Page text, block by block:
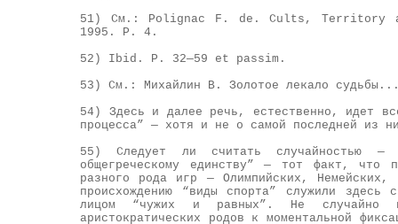
51) См.: Polignac F. de. Cults, Territory
1995. Р. 4.
52) Ibid. P. 32—59 et passim.
53) См.: Михайлин В. Золотое лекало
54) Здесь и далее речь, естественно, идет
процесса” — хотя и не о самой последней из
55) Следует ли считать случайностью —
общегреческому единству” — тот факт, что
разного рода игр — Олимпийских, Немейских,
происхождению “виды спорта” служили здесь
лицом “чужих и равных”. Не случайно
аристократических родов к моментальной